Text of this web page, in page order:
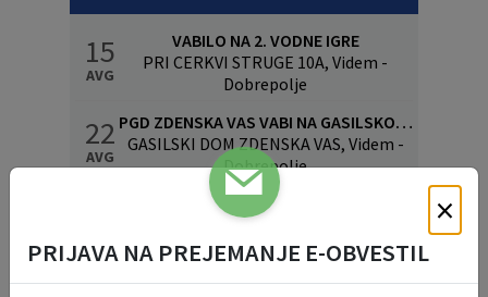
15
AVG
VABILO NA 2. VODNE IGRE
PRI CERKVI STRUGE 10A, Videm -
Dobrepolje
22
AVG
PGD ZDENSKA VAS VABI NA GASILSKO VESELICO S SKUPINO CALYPSO
GASILSKI DOM ZDENSKA VAS, Videm -
Dobrepolje
GOLAŽJADA
PODGORA, Videm - Dobrepolje
13
DOBREPOLJSKO KROMPIRJEVANJE
Videm 34, Videm - Dobrepolje
×
PRIJAVA NA PREJEMANJE E-OBVESTIL